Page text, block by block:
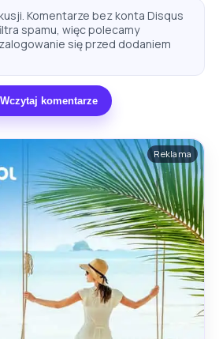
Komentarze bez konta Disqus
spamu, więc polecamy
się przed dodaniem
Wczytaj komentarze
Reklama